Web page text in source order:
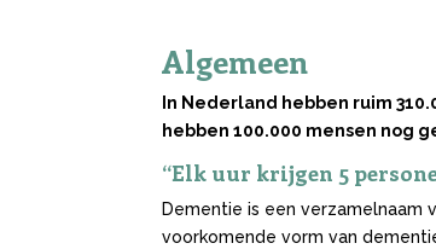
Algemeen
In Nederland hebben ruim
hebben 100.000 mensen nog
“Elk uur krijgen 5
Dementie is een verzamelnaam
voorkomende vorm van